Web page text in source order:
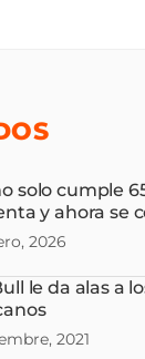
solo cumple
y ahora se
embajador
2026
le da alas a
2021